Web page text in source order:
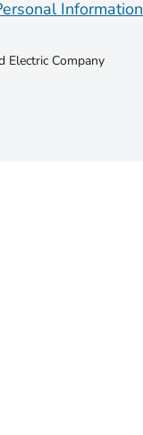
Information
Electric Company